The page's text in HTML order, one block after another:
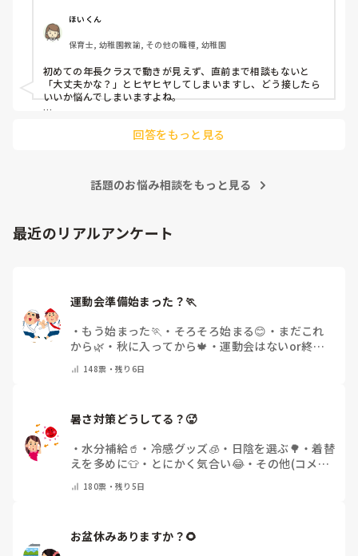
よほど自分に聞きづらいのか、聞く必要性さえ感じないの
か、もうよくわからないです。
対応にも悩みます。
ほいくん
保育士, 幼稚園教諭, その他の職種, 幼稚園
初めての年長クラスで動きが見えず、直前まで相談もないと
「大丈夫かな？」とヒヤヒヤしてしまいますし、どう接したら
いいか悩んでしまいますよね。
「こんなこと聞いたら迷惑かな」と抱え込んでいるケースがと
件、どこまで進んだ？」「困ってることない？」と具体的に声
「毎日夕方に5分だけ進捗確認の時間を取る」などルール化し
てしまうと、後輩も質問しやすくなりますよ。一人で抱え込ま
回答をもっと見る
話題のお悩み相談をもっと見る
最近のリアルアンケート
運動会準備始まった？🏃
・ もう始まった🏃 ・ そろそろ始まる😊 ・ まだこれ
から🌿 ・ 秋に入ってから🍁 ・運動会はないor終わ
148票・残り6日
暑さ対策どうしてる？🥵
・水分補給🥤 ・ 冷感グッズ🧊 ・ 日陰を選ぶ🌳 ・着替
えを多めに👕 ・ とにかく気合い😂・ その他(コメン
180票・残り5日
お盆休みありますか？🌻